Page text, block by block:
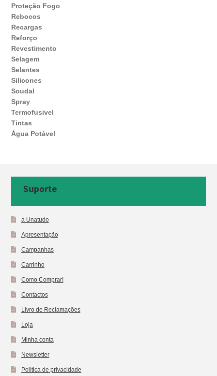
Proteção Fogo
Rebocos
Recargas
Reforço
Revestimento
Selagem
Selantes
Silicones
Soudal
Spray
Termofusivel
Tintas
Água Potável
Suporte
a Unatudo
Apresentação
Campanhas
Carrinho
Como Comprar!
Contactos
Livro de Reclamações
Loja
Minha conta
Newsletter
Política de privacidade